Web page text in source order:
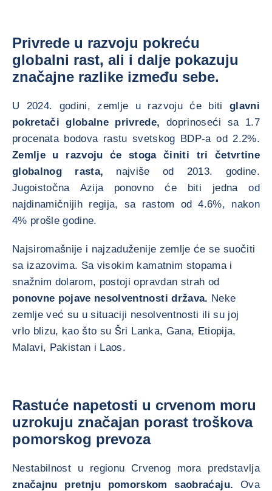
Privrede u razvoju pokreću
globalni rast, ali i dalje pokazuju
značajne razlike između sebe.
U 2024. godini, zemlje u razvoju će biti glavni
pokretači globalne privrede, doprinoseći sa 1.7
procenata bodova rastu svetskog BDP-a od 2.2%.
Zemlje u razvoju će stoga činiti tri četvrtine
globalnog rasta, najviše od 2013. godine.
Jugoistočna Azija ponovno će biti jedna od
najdinamičnijih regija, sa rastom od 4.6%, nakon
4% prošle godine.
Najsiromašnije i najzaduženije zemlje će se suočiti
sa izazovima. Sa visokim kamatnim stopama i
snažnim dolarom, postoji opravdan strah od
ponovne pojave nesolventnosti država. Neke
zemlje već su u situaciji nesolventnosti ili su joj
vrlo blizu, kao što su Šri Lanka, Gana, Etiopija,
Malavi, Pakistan i Laos.
Rastuće napetosti u crvenom moru
uzrokuju značajan porast troškova
pomorskog prevoza
Nestabilnost u regionu Crvenog mora predstavlja
značajnu pretnju pomorskom saobraćaju. Ova